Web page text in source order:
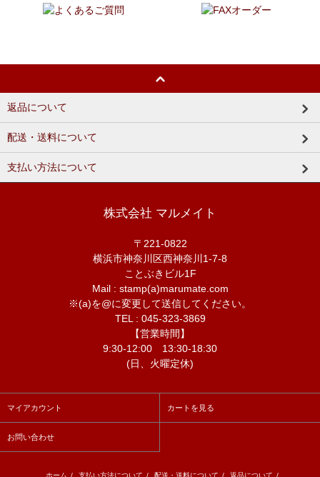
返品について
配送・送料について
支払い方法について
株式会社 マルメイト
〒221-0822
横浜市神奈川区西神奈川1-7-8
ことぶきビル1F
Mail : stamp(a)marumate.com
※(a)を@に変更して送信してください。
TEL : 045-323-3869
【営業時間】
9:30-12:00 13:30-18:30
(日、火曜定休)
マイアカウント カートを見る
お問い合わせ